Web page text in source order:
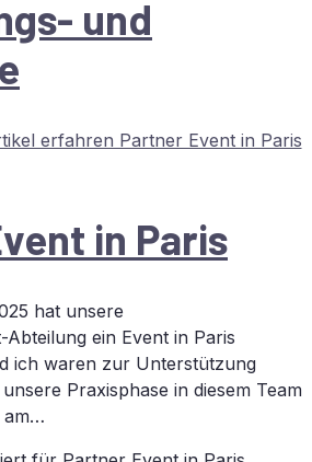
und
in Paris
hat unsere
ein Event in Paris
ich waren zur Unterstützung
Praxisphase in diesem Team
am…